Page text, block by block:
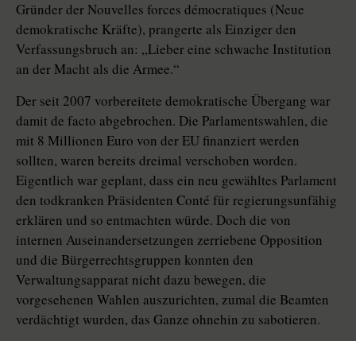
Gründer der Nouvelles forces démocratiques (Neue
demokratische Kräfte), prangerte als Einziger den
Verfassungsbruch an: „Lieber eine schwache Institution
an der Macht als die Armee.“
Der seit 2007 vorbereitete demokratische Übergang war
damit de facto abgebrochen. Die Parlamentswahlen, die
mit 8 Millionen Euro von der EU finanziert werden
sollten, waren bereits dreimal verschoben worden.
Eigentlich war geplant, dass ein neu gewähltes Parlament
den todkranken Präsidenten Conté für regierungsunfähig
erklären und so entmachten würde. Doch die von
internen Auseinandersetzungen zerriebene Opposition
und die Bürgerrechtsgruppen konnten den
Verwaltungsapparat nicht dazu bewegen, die
vorgesehenen Wahlen auszurichten, zumal die Beamten
verdächtigt wurden, das Ganze ohnehin zu sabotieren.